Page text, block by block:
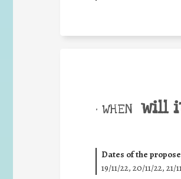
• WHEN will
Dates of the
19/11/22, 20/11/22, 21/